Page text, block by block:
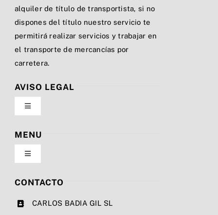
alquiler de título de transportista, si no
dispones del título nuestro servicio te
permitirá realizar servicios y trabajar en
el transporte de mercancías por
carretera.
AVISO LEGAL
Toggle
Navigation
Política de privacidad
Condiciones de uso
MENU
Toggle
Navigation
Nosotros
CONTACTO
CARLOS BADIA GIL SL